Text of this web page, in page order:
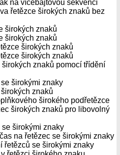
na vícebajtovou sekvenci
řetězce širokých znaků bez
širokých znaků
širokých znaků
širokých znaků
širokých znaků
znaků pomocí třídění
širokými znaky
znaků
širokého podřetězce
širokých znaků pro libovolný
širokými znaky
na řetězec se širokými znaky
řetězců se širokými znaky